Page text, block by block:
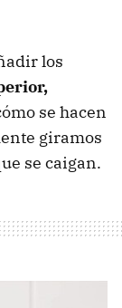
los
se hacen
giramos
se caigan.